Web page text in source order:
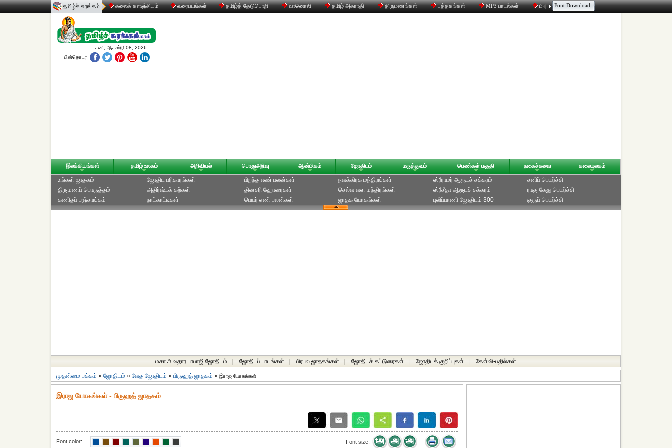
தமிழ்ச் சுரங்கம் கலைக் களஞ்சியம் வரைபடங்கள் தமிழ்த் தேடுபொறி வானொலி தமிழ் அகராதி் திருமணங்கள் புத்தகங்கள் MP3 பாடல்கள் மின்னஞ்சல் திரட்டி உரையாடல்
Font Download
சனி, ஆகஸ்டு 08, 2026
பின்தொடர
இலக்கியங்கள் தமிழ் உலகம் அறிவியல் பொதுஅறிவு ஆன்மிகம் ஜோதிடம் மருத்துவம் பெண்கள் பகுதி நகைச்சுவை கலையுலகம்
உங்கள் ஜாதகம்
திருமணப் பொருத்தம்
கணிதப் பஞ்சாங்கம்
ஜோதிட ப‌ரிகார‌ங்க‌ள்
அதிர்ஷ்டக் கற்கள்
நாட்காட்டிகள்
பிறந்த எண் பலன்கள்
தினசரி ஹோரைகள்
பெயர் எண் பலன்கள்
நவக்கிரக மந்திரங்கள்
செல்வ வள மந்திரங்கள்
ஜாதக யோகங்கள்
ஸ்ரீராமர் ஆரூடச் சக்கரம்
ஸ்ரீசீதா ஆரூடச் சக்கரம்
புலிப்பாணி ஜோதிடம் 300
சனிப் பெயர்ச்சி
ராகு-கேது பெயர்ச்சி
குருப் பெயர்ச்சி
மகா அவதார பாபாஜி ஜோதிடம் ஜோதிடப் பாடங்கள் பிரபல ஜாதகங்கள் ஜோதிடக் கட்டுரைகள் ஜோதிடக் குறிப்புகள் கேள்வி-பதில்கள்
முதன்மை பக்கம் » ஜோதிடம் » வேத ஜோதிடம் » பிருஹத் ஜாதகம் » இராஜ யோகங்கள்
இராஜ யோகங்கள் - பிருஹத் ஜாதகம்
Font color: Font size: